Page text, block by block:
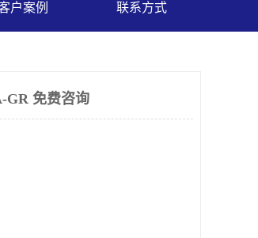
户案例 联系方式
GR 免费咨询